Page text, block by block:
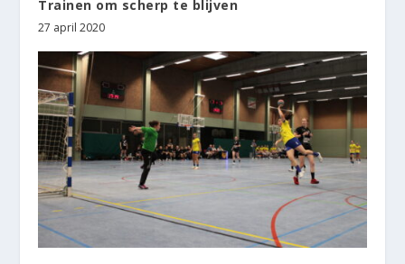
Trainen om scherp te blijven
27 april 2020